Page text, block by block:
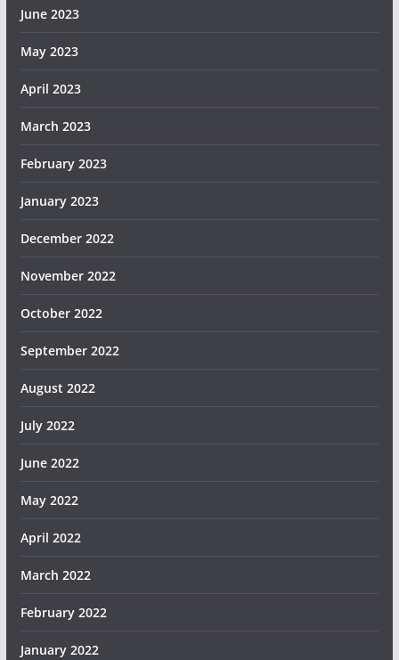
June 2023
May 2023
April 2023
March 2023
February 2023
January 2023
December 2022
November 2022
October 2022
September 2022
August 2022
July 2022
June 2022
May 2022
April 2022
March 2022
February 2022
January 2022